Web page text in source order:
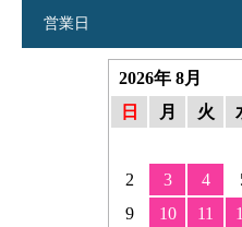
営業日
2026年 8月
日
月 火
2
3 4
9
10 11